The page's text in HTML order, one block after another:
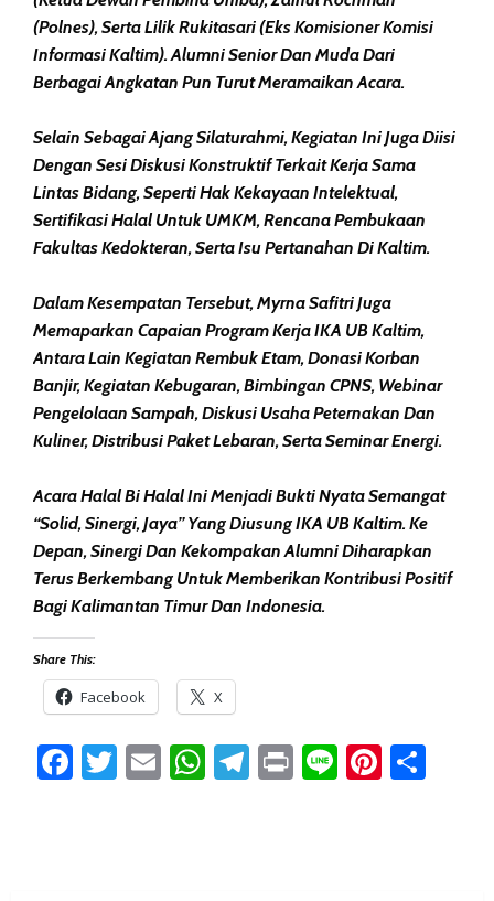
(Polnes), Serta Lilik Rukitasari (eks Komisioner Komisi
Informasi Kaltim). Alumni Senior Dan Muda Dari
Berbagai Angkatan Pun Turut Meramaikan Acara.
Selain Sebagai Ajang Silaturahmi, Kegiatan Ini Juga Diisi
Dengan Sesi Diskusi Konstruktif Terkait Kerja Sama
Lintas Bidang, Seperti Hak Kekayaan Intelektual,
Sertifikasi Halal Untuk UMKM, Rencana Pembukaan
Fakultas Kedokteran, Serta Isu Pertanahan Di Kaltim.
Dalam Kesempatan Tersebut, Myrna Safitri Juga
Memaparkan Capaian Program Kerja IKA UB Kaltim,
Antara Lain Kegiatan Rembuk Etam, Donasi Korban
Banjir, Kegiatan Kebugaran, Bimbingan CPNS, Webinar
Pengelolaan Sampah, Diskusi Usaha Peternakan Dan
Kuliner, Distribusi Paket Lebaran, Serta Seminar Energi.
Acara Halal Bi Halal Ini Menjadi Bukti Nyata Semangat
“Solid, Sinergi, Jaya” Yang Diusung IKA UB Kaltim. Ke
Depan, Sinergi Dan Kekompakan Alumni Diharapkan
Terus Berkembang Untuk Memberikan Kontribusi Positif
Bagi Kalimantan Timur Dan Indonesia.
Share This:
Facebook X
Facebook
Twitter
EmailWhatsApp
Telegram
PrintLine